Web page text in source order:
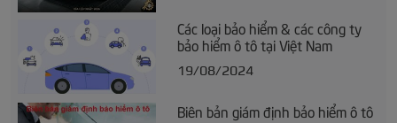
Các loại bảo hiểm & các công ty
bảo hiểm ô tô tại Việt Nam
19/08/2024
Biên bản giám định bảo hiểm ô tô